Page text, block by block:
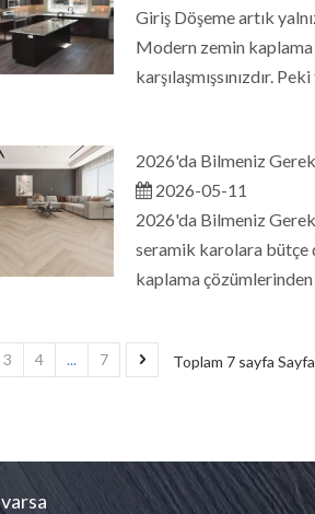
Giriş Döşeme artık
Modern zemin kaplama
karşılaşmışsınızdır.
2026'da Bilmeniz
2026-05-11
2026'da Bilmeniz
seramik karolara bütçe
kaplama
3 4 ... 7 Toplam 7 sayfa